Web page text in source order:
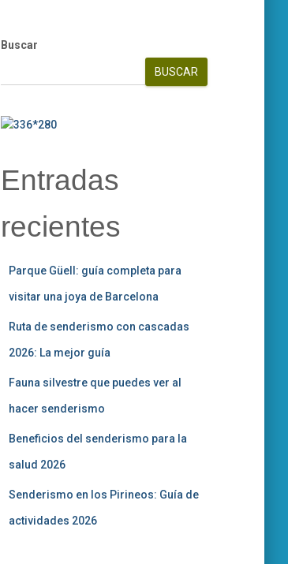
Buscar
BUSCAR
Entradas
recientes
Parque Güell: guía completa para
visitar una joya de Barcelona
Ruta de senderismo con cascadas
2026: La mejor guía
Fauna silvestre que puedes ver al
hacer senderismo
Beneficios del senderismo para la
salud 2026
Senderismo en los Pirineos: Guía de
actividades 2026